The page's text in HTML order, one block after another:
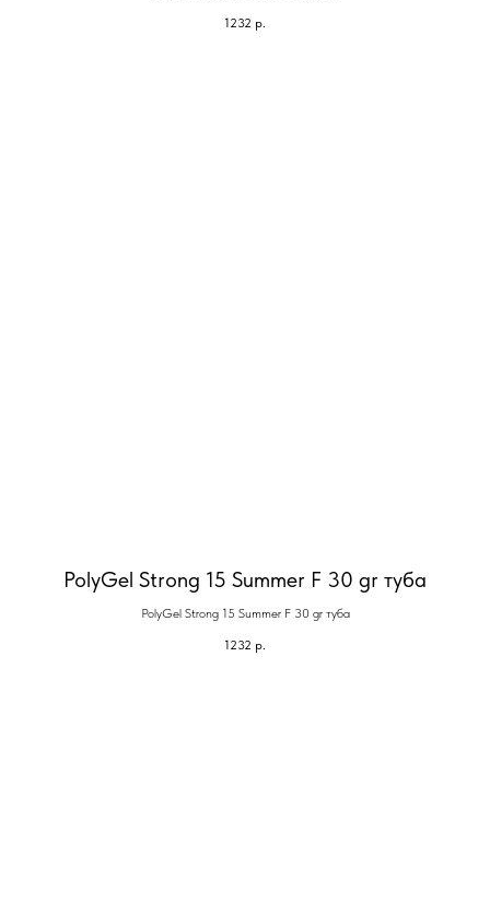
1232 р.
PolyGel Strong 15 Summer F 30 gr туба
PolyGel Strong 15 Summer F 30 gr туба
1232 р.